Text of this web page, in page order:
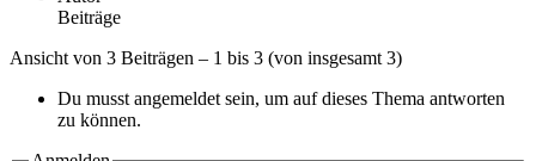
Beiträge
Ansicht von 3 Beiträgen – 1 bis 3 (von insgesamt 3)
Du musst angemeldet sein, um auf dieses Thema antworten
zu können.